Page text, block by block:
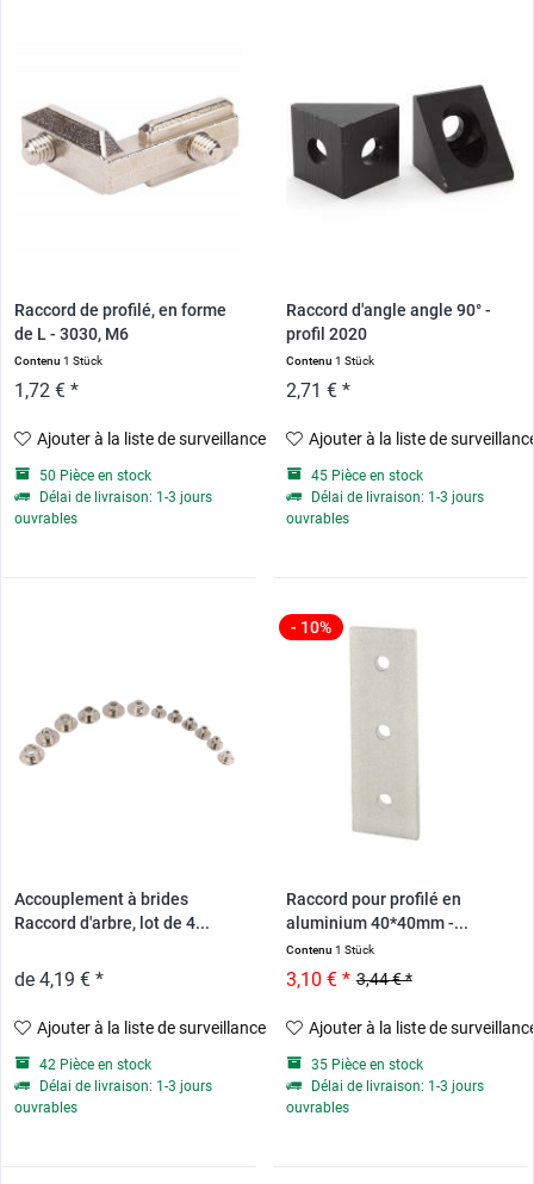
Raccord de profilé, en forme
de L - 3030, M6
Contenu1 Stück
1,72 € *
Ajouter à la liste de surveillance
50 Pièce en stock
Délai de livraison: 1-3 jours
ouvrables
Raccord d'angle angle 90° -
profil 2020
Contenu 1 Stück
2,71 € *
Ajouter à la liste de
45 Pièce en stock
Délai de livraison: 1-3 jours
ouvrables
Accouplement à brides
Raccord d'arbre, lot de 4...
de 4,19 € *
Ajouter à la liste de surveillance
42 Pièce en stock
Délai de livraison: 1-3 jours
ouvrables
- 10%
Raccord pour profilé en
aluminium 40*40mm -...
Contenu 1 Stück
3,44 € *
3,10 € *
Ajouter à la liste de
35 Pièce en stock
Délai de livraison: 1-3 jours
ouvrables